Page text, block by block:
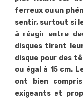
ferreux ou un
sentir, surtout si
à réagir entre
disques tirent
disque pour des
ou égal à 15 cm.
ont bien
exigeants et